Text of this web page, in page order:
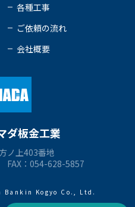
各種工事
ご依頼の流れ
会社概要
ダ板金工業
ノ上403番地
：054-628-5857
Kogyo Co., Ltd.